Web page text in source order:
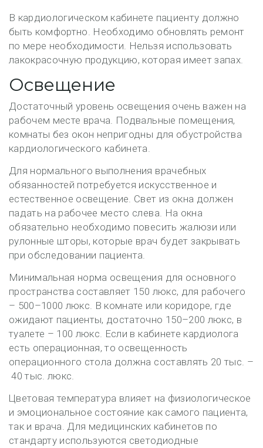
В кардиологическом кабинете пациенту должно
быть комфортно. Необходимо обновлять ремонт
по мере необходимости. Нельзя использовать
лакокрасочную продукцию, которая имеет запах.
Освещение
Достаточный уровень освещения очень важен на
рабочем месте врача. Подвальные помещения,
комнаты без окон непригодны для обустройства
кардиологического кабинета.
Для нормального выполнения врачебных
обязанностей потребуется искусственное и
естественное освещение. Свет из окна должен
падать на рабочее место слева. На окна
обязательно необходимо повесить жалюзи или
рулонные шторы, которые врач будет закрывать
при обследовании пациента.
Минимальная норма освещения для основного
пространства составляет 150 люкс, для рабочего
– 500–1000 люкс. В комнате или коридоре, где
ожидают пациенты, достаточно 150–200 люкс, в
туалете – 100 люкс. Если в кабинете кардиолога
есть операционная, то освещенность
операционного стола должна составлять 20 тыс. –
40 тыс. люкс.
Цветовая температура влияет на физиологическое
и эмоциональное состояние как самого пациента,
так и врача. Для медицинских кабинетов по
стандарту используются светодиодные